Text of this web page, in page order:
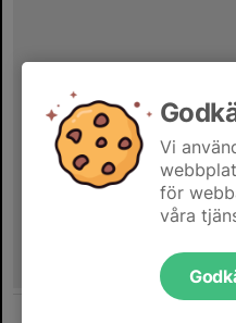
Vi
för
våra